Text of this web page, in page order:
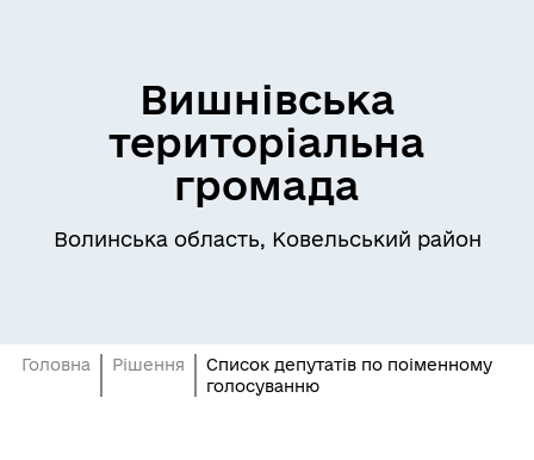
Вишнівська
територіальна
громада
Волинська область, Ковельський район
Головна Рішення
Список депутатів по поіменному
голосуванню